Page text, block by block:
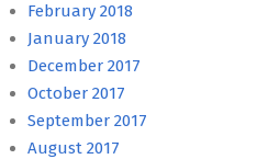
February 2018
January 2018
December 2017
October 2017
September 2017
August 2017